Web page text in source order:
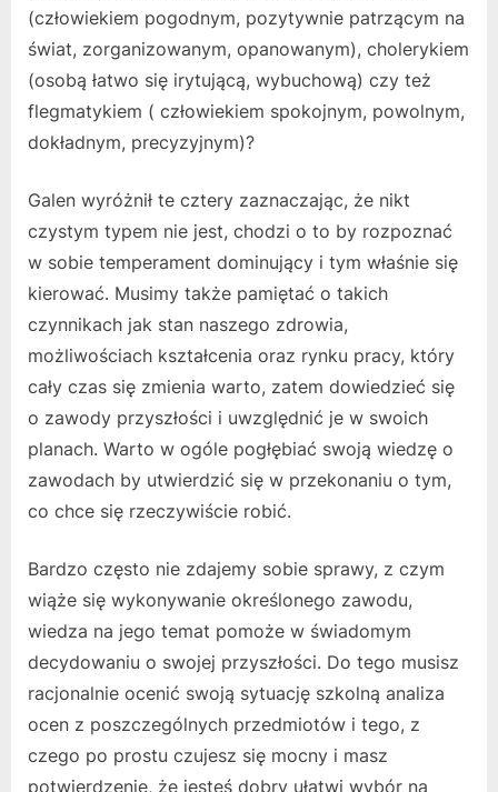
(człowiekiem pogodnym, pozytywnie patrzącym na
świat, zorganizowanym, opanowanym), cholerykiem
(osobą łatwo się irytującą, wybuchową) czy też
flegmatykiem ( człowiekiem spokojnym, powolnym,
dokładnym, precyzyjnym)?
Galen wyróżnił te cztery zaznaczając, że nikt
czystym typem nie jest, chodzi o to by rozpoznać
w sobie temperament dominujący i tym właśnie się
kierować. Musimy także pamiętać o takich
czynnikach jak stan naszego zdrowia,
możliwościach kształcenia oraz rynku pracy, który
cały czas się zmienia warto, zatem dowiedzieć się
o zawody przyszłości i uwzględnić je w swoich
planach. Warto w ogóle pogłębiać swoją wiedzę o
zawodach by utwierdzić się w przekonaniu o tym,
co chce się rzeczywiście robić.
Bardzo często nie zdajemy sobie sprawy, z czym
wiąże się wykonywanie określonego zawodu,
wiedza na jego temat pomoże w świadomym
decydowaniu o swojej przyszłości. Do tego musisz
racjonalnie ocenić swoją sytuację szkolną analiza
ocen z poszczególnych przedmiotów i tego, z
czego po prostu czujesz się mocny i masz
potwierdzenie, że jesteś dobry ułatwi wybór na